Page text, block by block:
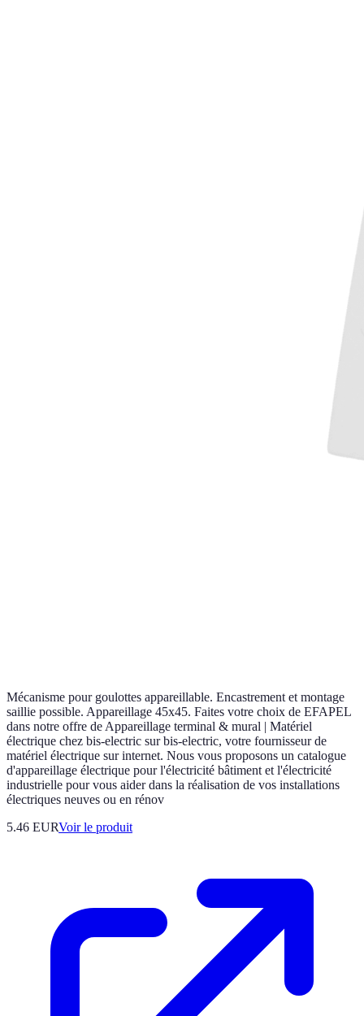
Mécanisme pour goulottes appareillable. Encastrement et montage
saillie possible. Appareillage 45x45. Faites votre choix de EFAPEL
dans notre offre de Appareillage terminal & mural | Matériel
électrique chez bis-electric sur bis-electric, votre fournisseur de
matériel électrique sur internet. Nous vous proposons un catalogue
d'appareillage électrique pour l'électricité bâtiment et l'électricité
industrielle pour vous aider dans la réalisation de vos installations
électriques neuves ou en rénov
5.46 EURVoir le produit